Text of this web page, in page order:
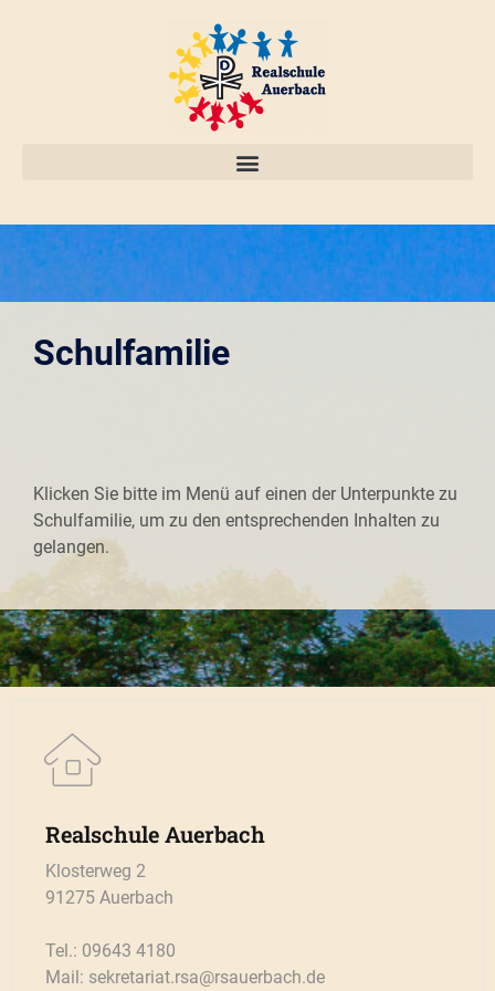
Schulfamilie
Klicken Sie bitte im Menü auf einen der Unterpunkte zu
Schulfamilie, um zu den entsprechenden Inhalten zu
gelangen.
Realschule Auerbach
Klosterweg 2
91275 Auerbach
Tel.: 09643 4180
Mail: sekretariat.rsa@rsauerbach.de